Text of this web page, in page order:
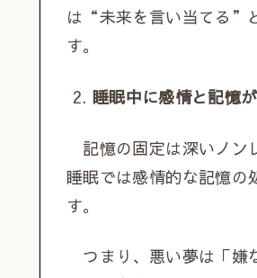
は“未来を言い当てる”
す。
睡眠中に感情と記憶
記憶の固定は深いノン
睡眠では感情的な記憶の
す。
つまり、悪い夢は「嫌